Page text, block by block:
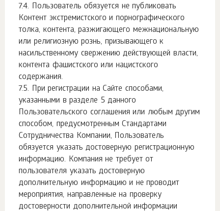
Пользователь обязуется не публиковать
Контент экстремистского и порнографического
толка, контента, разжигающего межнациональную
или религиозную рознь, призывающего к
насильственному свержению действующей власти,
контента фашистского или нацистского
содержания.
При регистрации на Сайте способами,
указанными в разделе 5 данного
Пользовательского соглашения или любым другим
способом, предусмотренным Стандартами
Сотрудничества Компании, Пользователь
обязуется указать достоверную регистрационную
информацию. Компания не требует от
пользователя указать достоверную
дополнительную информацию и не проводит
мероприятия, направленные на проверку
достоверности дополнительной информации